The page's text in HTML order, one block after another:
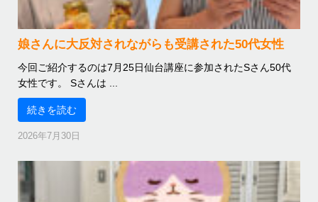
娘さんに大反対されながらも受講された50代女性
今回ご紹介するのは7月25日仙台講座に参加されたSさん50代
女性です。 Sさんは ...
続きを読む
2026年7月30日